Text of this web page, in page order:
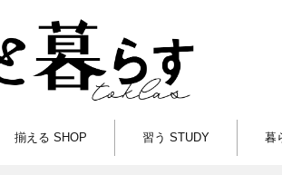
揃える SHOP 習う STUDY 暮